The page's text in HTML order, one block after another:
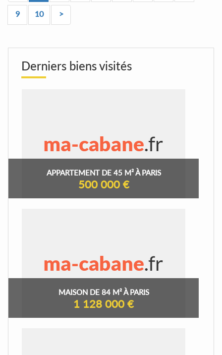
9 10 >
Derniers biens visités
APPARTEMENT DE 45 M² À PARIS
500 000 €
MAISON DE 84 M² À PARIS
1 128 000 €